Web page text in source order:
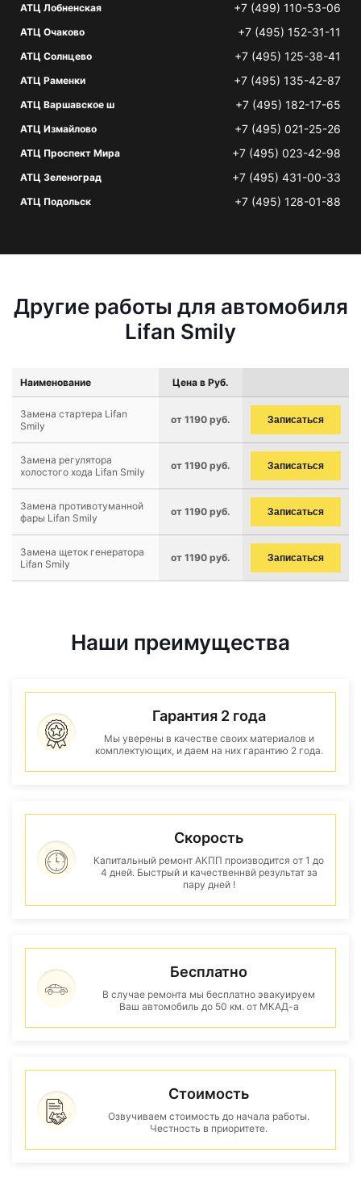
АТЦ Лобненская +7 (499) 110-53-06
АТЦ Очаково +7 (495) 152-31-11
АТЦ Солнцево +7 (495) 125-38-41
АТЦ Раменки +7 (495) 135-42-87
АТЦ Варшавское ш +7 (495) 182-17-65
АТЦ Измайлово +7 (495) 021-25-26
АТЦ Проспект Мира +7 (495) 023-42-98
АТЦ Зеленоград +7 (495) 431-00-33
АТЦ Подольск +7 (495) 128-01-88
Другие работы для автомобиля
Lifan Smily
Наименование Цена в Руб.
Замена стартера Lifan
Smily
от 1190 руб. Записаться
Замена регулятора
холостого хода Lifan Smily
от 1190 руб. Записаться
Замена противотуманной
фары Lifan Smily
от 1190 руб. Записаться
Замена щеток генератора
Lifan Smily
от 1190 руб. Записаться
Наши преимущества
Гарантия 2 года
Мы уверены в качестве своих материалов и
комплектующих, и даем на них гарантию 2 года.
Скорость
Капитальный ремонт АКПП производится от 1 до
4 дней. Быстрый и качественнвй результат за
пару дней !
Бесплатно
В случае ремонта мы бесплатно эвакуируем
Ваш автомобиль до 50 км. от МКАД-а
Стоимость
Озвучиваем стоимость до начала работы.
Честность в приоритете.